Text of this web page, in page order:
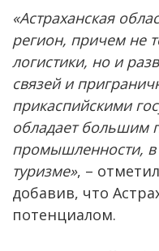
«Астраханская
регион, причем не
логистики, но и
связей и
прикаспийскими
обладает большим
промышленности, в
туризме», –
добавив, что
потенциалом.